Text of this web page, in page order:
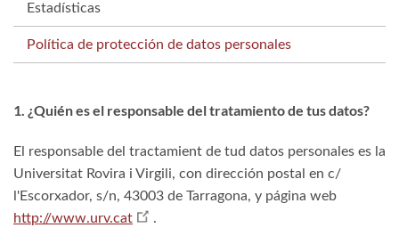
Estadísticas
Política de protección de datos personales
1. ¿Quién es el responsable del tratamiento de tus datos?
El responsable del tractamient de tud datos personales es la
Universitat Rovira i Virgili, con dirección postal en c/
l'Escorxador, s/n, 43003 de Tarragona, y página web
http://www.urv.cat
.